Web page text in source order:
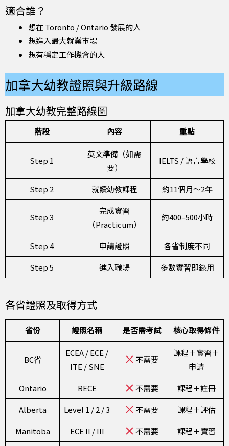
適合誰？
想在 Toronto / Ontario 發展的人
想進入最大就業市場
想有穩定工作機會的人
加拿大幼教證照與升級路線
加拿大幼教完整路線圖
階段 內容 重點
Step 1
英文準備（如需
要）
IELTS / 語言學校
Step 2 就讀幼教課程 約11個月～2年
Step 3
完成實習
（Practicum）
約400–500小時
Step 4 申請證照
各省制度不同
Step 5
進入職場 多數實習即錄用
各省證照及取得方式
省份 證照名稱 是否需考試 核心取得條件
BC省
ECEA / ECE /
ITE / SNE
不需要
課程＋實習＋
申請
Ontario
RECE 不需要
課程＋註冊
Alberta
Level 1 / 2 / 3 不需要
課程＋評估
Manitoba
ECE II / III 不需要
課程＋實習